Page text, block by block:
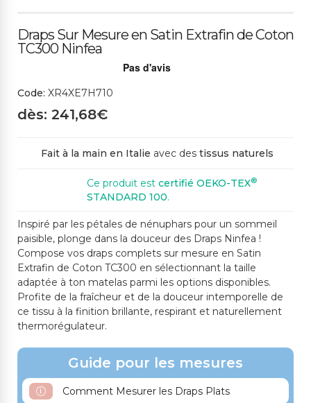
Draps Sur Mesure en Satin Extrafin de Coton
TC300 Ninfea
Code: XR4XE7H710
dès: 241,68€
Fait à la main en Italie avec des tissus naturels
Ce produit est certifié OEKO-TEX®
STANDARD 100.
Inspiré par les pétales de nénuphars pour un sommeil
paisible, plonge dans la douceur des Draps Ninfea !
Compose vos draps complets sur mesure en Satin
Extrafin de Coton TC300 en sélectionnant la taille
adaptée à ton matelas parmi les options disponibles.
Profite de la fraîcheur et de la douceur intemporelle de
ce tissu à la finition brillante, respirant et naturellement
thermorégulateur.
Guide pour les mesures
Comment Mesurer les Draps Plats